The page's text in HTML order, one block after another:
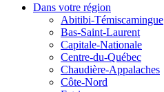
Dans votre région
Abitibi-Témiscamingue
Bas-Saint-Laurent
Capitale-Nationale
Centre-du-Québec
Chaudière-Appalaches
Côte-Nord